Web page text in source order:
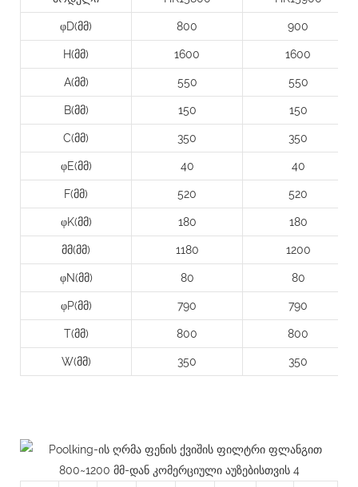
φD(მმ) 800 900
H(მმ) 1600 1600
A(მმ) 550 550
B(მმ) 150 150
C(მმ) 350 350
φE(მმ) 40 40
F(მმ) 520 520
φK(მმ) 180 180
მმ(მმ) 1180 1200
φN(მმ) 80 80
φP(მმ) 790 790
T(მმ) 800 800
W(მმ) 350 350